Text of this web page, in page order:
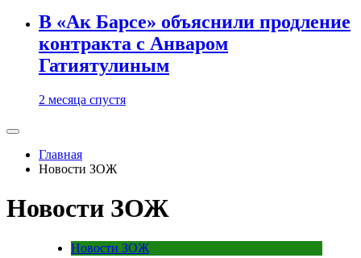
В «Ак Барсе» объяснили продление
контракта с Анваром
Гатиятулиным
2 месяца спустя
Главная
Новости ЗОЖ
Новости ЗОЖ
Новости ЗОЖ